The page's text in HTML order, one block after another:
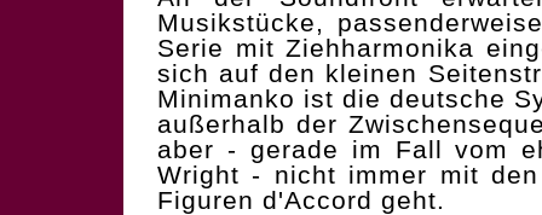
Musikstücke,
Serie mit Ziehharmonika
sich auf den kleinen
Minimanko ist die deutsche
außerhalb der
aber - gerade im Fall vom
Wright - nicht immer mit
Figuren d'Accord geht.